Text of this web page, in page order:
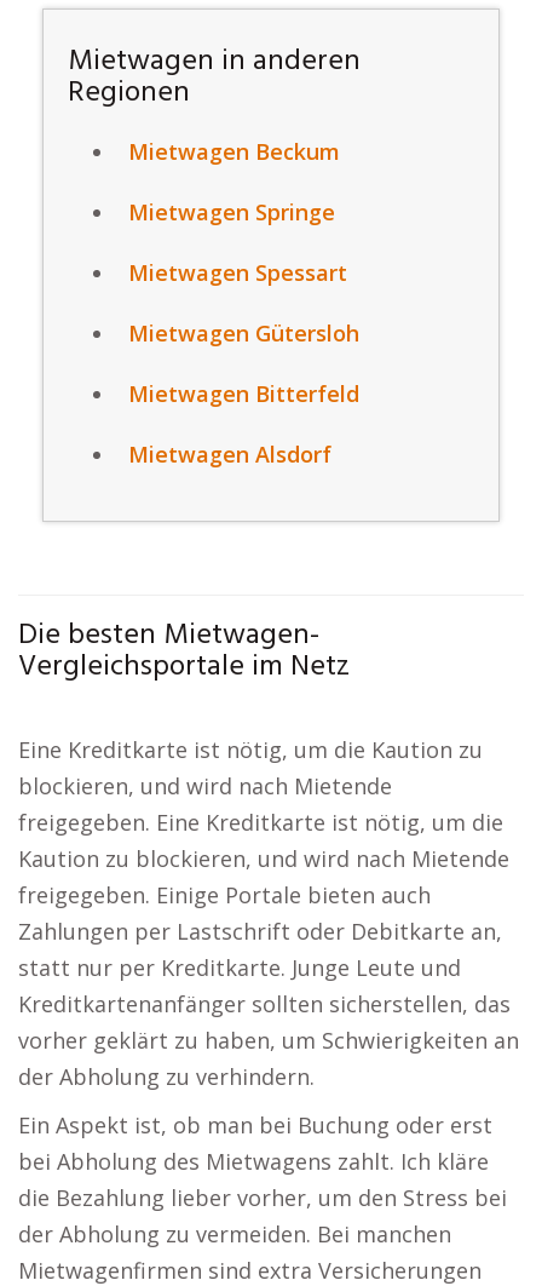
Mietwagen in anderen
Regionen
Mietwagen Beckum
Mietwagen Springe
Mietwagen Spessart
Mietwagen Gütersloh
Mietwagen Bitterfeld
Mietwagen Alsdorf
Die besten Mietwagen-
Vergleichsportale im Netz
Eine Kreditkarte ist nötig, um die Kaution zu
blockieren, und wird nach Mietende
freigegeben. Eine Kreditkarte ist nötig, um die
Kaution zu blockieren, und wird nach Mietende
freigegeben. Einige Portale bieten auch
Zahlungen per Lastschrift oder Debitkarte an,
statt nur per Kreditkarte. Junge Leute und
Kreditkartenanfänger sollten sicherstellen, das
vorher geklärt zu haben, um Schwierigkeiten an
der Abholung zu verhindern.
Ein Aspekt ist, ob man bei Buchung oder erst
bei Abholung des Mietwagens zahlt. Ich kläre
die Bezahlung lieber vorher, um den Stress bei
der Abholung zu vermeiden. Bei manchen
Mietwagenfirmen sind extra Versicherungen